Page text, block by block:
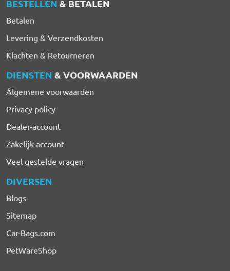
BESTELLEN & BETALEN
Betalen
Levering & Verzendkosten
Klachten & Retourneren
DIENSTEN & VOORWAARDEN
Algemene voorwaarden
Privacy policy
Dealer-account
Zakelijk account
Veel gestelde vragen
DIVERSEN
Blogs
Sitemap
Car-Bags.com
PetWareShop